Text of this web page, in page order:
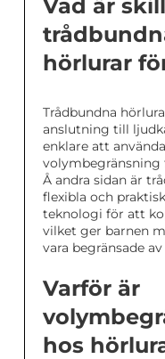
Vad är
hörlurar
Trådbundna
anslutning till
enklare att
volymbegränsning
Å andra sidan är
flexibla och
teknologi för att
vilket ger barnen
vara begränsade
Varför är
hos